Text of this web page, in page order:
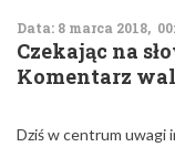
Data: 8 marca 2018,
Czekając na
Komentarz
Dziś w centrum uwagi